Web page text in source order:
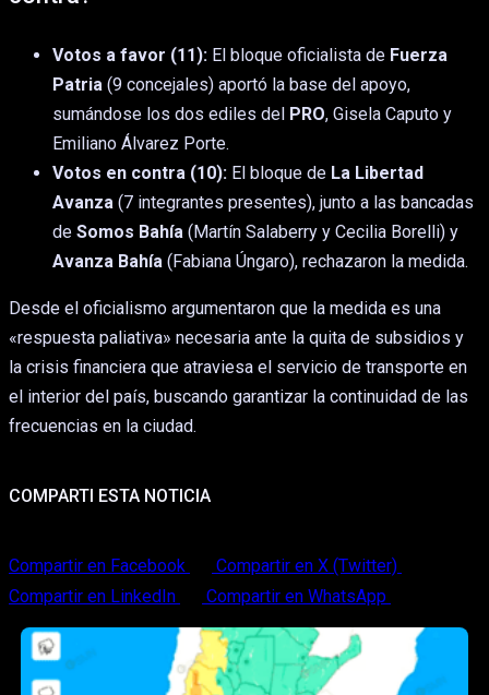
Votos a favor (11): El bloque oficialista de Fuerza
Patria (9 concejales) aportó la base del apoyo,
sumándose los dos ediles del PRO, Gisela Caputo y
Emiliano Álvarez Porte.
Votos en contra (10): El bloque de La Libertad
Avanza (7 integrantes presentes), junto a las bancadas
de Somos Bahía (Martín Salaberry y Cecilia Borelli) y
Avanza Bahía (Fabiana Úngaro), rechazaron la medida.
Desde el oficialismo argumentaron que la medida es una
«respuesta paliativa» necesaria ante la quita de subsidios y
la crisis financiera que atraviesa el servicio de transporte en
el interior del país, buscando garantizar la continuidad de las
frecuencias en la ciudad.
COMPARTI ESTA NOTICIA
Compartir en Facebook
Compartir en X (Twitter)
Compartir en LinkedIn
Compartir en WhatsApp